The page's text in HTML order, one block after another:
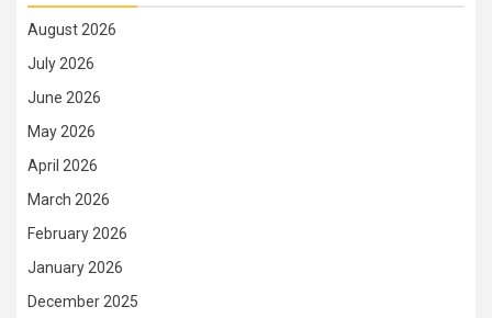
August 2026
July 2026
June 2026
May 2026
April 2026
March 2026
February 2026
January 2026
December 2025